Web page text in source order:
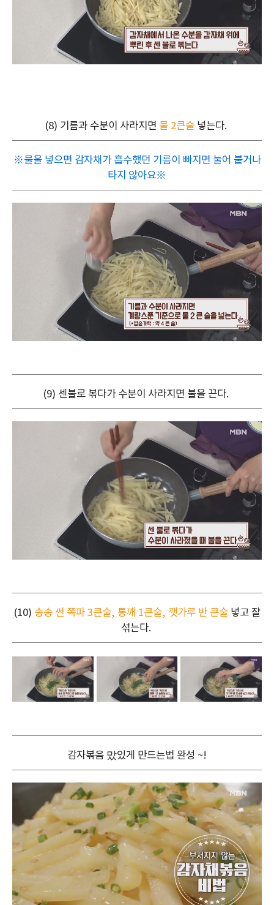
(8) 기름과 수분이 사라지면 물 2큰술 넣는다.
※물을 넣으면 감자채가 흡수했던 기 름이 빠지면 눌어 붙거나
타지 않아요※
(9) 센불로 볶다가 수분이 사라지면 불을 끈다.
(10) 송송 썬 쪽파 3큰술, 통깨 1큰술, 깻가루 반 큰술 넣고 잘
섞는다.
감자볶음 맜있게 만드는법 완성 ~!